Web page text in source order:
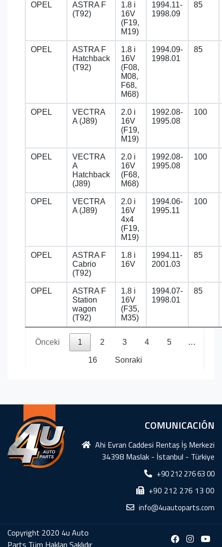
OPEL
ASTRA F
(T92)
1.8 i
16V
(F19,
M19)
1994.11-
1998.09
85
OPEL
ASTRA F
Hatchback
(T92)
1.8 i
16V
(F08,
M08,
F68,
M68)
1994.09-
1998.01
85
OPEL
VECTRA
A (J89)
2.0 i
16V
(F19,
M19)
1992.08-
1995.08
100
OPEL
VECTRA
A
Hatchback
(J89)
2.0 i
16V
(F68,
M68)
1992.08-
1995.08
100
OPEL
VECTRA
A (J89)
2.0 i
16V
4x4
(F19,
M19)
1994.06-
1995.11
100
OPEL
ASTRA F
Cabrio
(T92)
1.8 i
16V
1994.11-
2001.03
85
OPEL
ASTRA F
Station
wagon
(T92)
1.8 i
16V
(F35,
M35)
1994.07-
1998.01
85
Önceki 1 2 3 4 5 …
16 Sonraki
COMUNICACIÓN
Ahi Evran Caddesi Rentaş İş Merkezi
34398 Maslak - İstanbul - Türkiye
+90 212 276 63 00
+90 212 276 13 00
info@4uautoparts.com
Copyright 2020 4u Auto
Parts Tüm Hakları Saklıdır